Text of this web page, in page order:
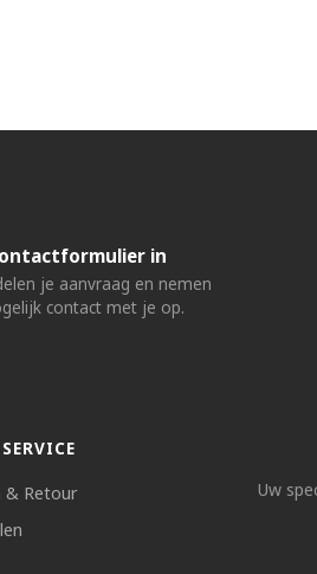
in
je aanvraag en nemen
contact met je op.
& Retour
Uw